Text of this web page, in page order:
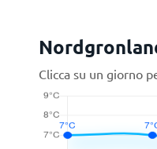
Clicca su un giorno